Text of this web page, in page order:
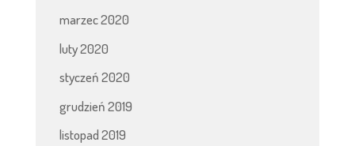
marzec 2020
luty 2020
styczeń 2020
grudzień 2019
listopad 2019